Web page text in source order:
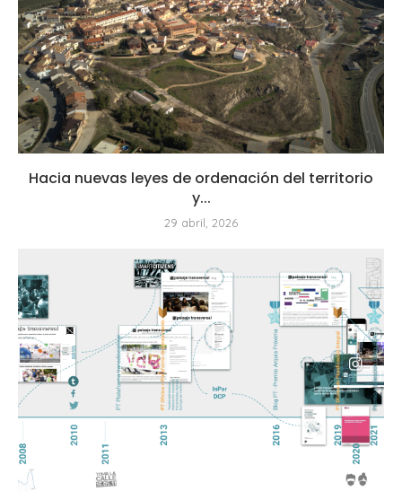
Hacia nuevas leyes de ordenación del territorio
y...
29 abril, 2026